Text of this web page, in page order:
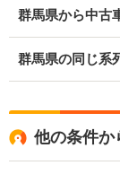
群馬県から中古
群馬県の同じ系
他の条件か